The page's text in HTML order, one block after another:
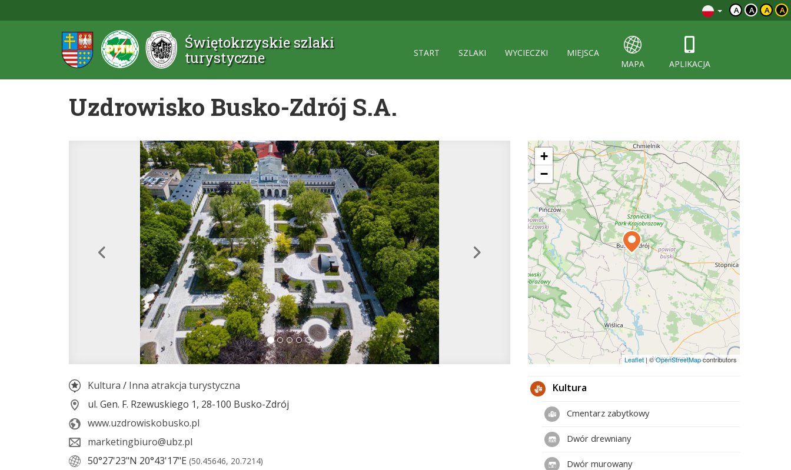
A A A A
Świętokrzyskie szlaki
turystyczne
START SZLAKI WYCIECZKI
MIEJSCA
MAPA
APLIKACJA
Uzdrowisko Busko-Zdrój S.A.
Kultura / Inna atrakcja turystyczna
ul. Gen. F. Rzewuskiego 1, 28-100 Busko-Zdrój
www.uzdrowiskobusko.pl
marketingbiuro@ubz.pl
50°27'23"N 20°43'17"E (50.45646, 20.7214)
+
−
Leaflet | ©OpenStreetMapcontributors
Kultura
Cmentarz zabytkowy
Dwór drewniany
Dwór murowany